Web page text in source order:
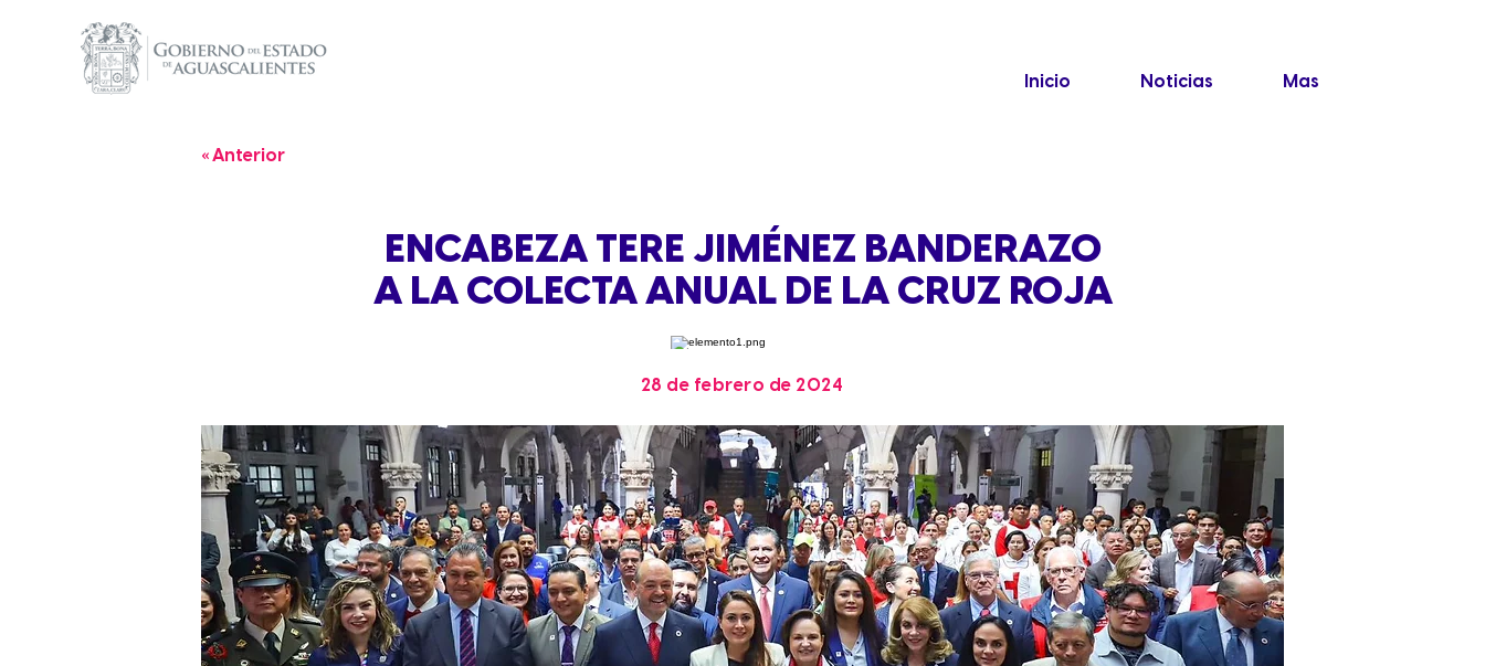
Inicio Noticias Mas
« Anterior
ENCABEZA TERE JIMÉNEZ BANDERAZO
A LA COLECTA ANUAL DE LA CRUZ ROJA
28 de febrero de 2024